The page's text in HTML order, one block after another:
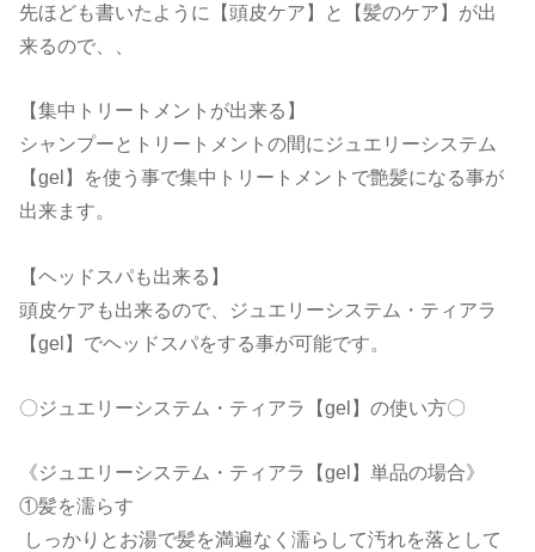
先ほども書いたように【頭皮ケア】と【髪のケア】が出
来るので、、
【集中トリートメントが出来る】
シャンプーとトリートメントの間にジュエリーシステム
【gel】を使う事で集中トリートメントで艶髪になる事が
出来ます。
【ヘッドスパも出来る】
頭皮ケアも出来るので、ジュエリーシステム・ティアラ
【gel】でヘッドスパをする事が可能です。
〇ジュエリーシステム・ティアラ【gel】の使い方〇
《ジュエリーシステム・ティアラ【gel】単品の場合》
①髪を濡らす
しっかりとお湯で髪を満遍なく濡らして汚れを落として